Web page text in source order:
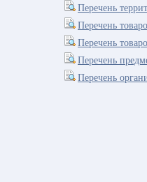
Перечень
Перечень
Перечень
Перечень
Перечень